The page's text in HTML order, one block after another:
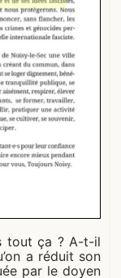
tout ça ? A-t-il
a réduit son
par le doyen